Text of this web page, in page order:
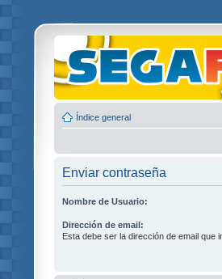
Índice general
Enviar contraseña
Nombre de Usuario:
Dirección de email:
Esta debe ser la dirección de email que